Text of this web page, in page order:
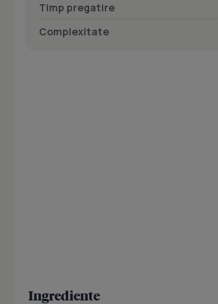
Timp pregatire
Complexitate
Ingrediente